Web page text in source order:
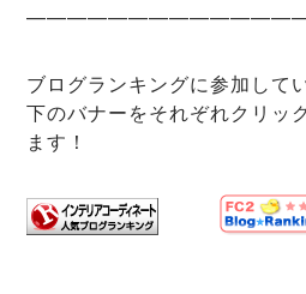
ブログランキングに参加して
下のバナーをそれぞれクリッ
ます！